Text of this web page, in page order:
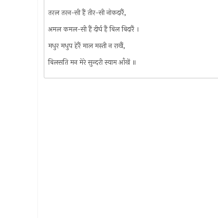
तरल तरन-सी हैं तीर-सी नोकदारैं,
अमल कमल-सी हैं दीर्घ हैं बिल बिदारैं ।
मधुर मधुप हेरैं माल मस्ती न राखैं,
बिलसति मन मेरे सुन्दरी स्याम आँखें ॥